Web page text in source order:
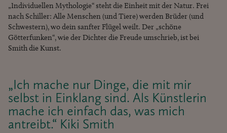
„Individuellen Mythologie“ steht die Einheit mit der Natur. Frei
nach Schiller: Alle Menschen (und Tiere) werden Brüder (und
Schwestern), wo dein sanfter Flügel weilt. Der „schöne
Götterfunken“, wie der Dichter die Freude umschrieb, ist bei
Smith die Kunst.
„Ich mache nur Dinge, die mit mir
selbst in Einklang sind. Als Künstlerin
mache ich einfach das, was mich
antreibt.“ Kiki Smith